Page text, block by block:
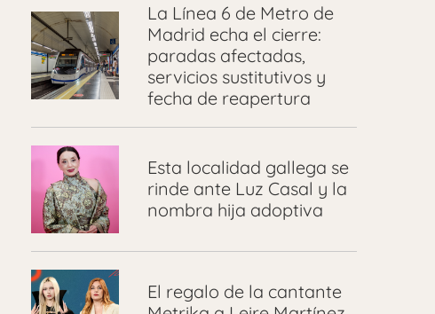
La Línea 6 de Metro de
Madrid echa el cierre:
paradas afectadas,
servicios sustitutivos y
fecha de reapertura
Esta localidad gallega se
rinde ante Luz Casal y la
nombra hija adoptiva
El regalo de la cantante